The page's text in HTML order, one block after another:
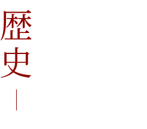
歴史